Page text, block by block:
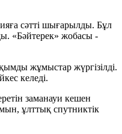
сәтті шығарылды. Бұл
«Бәйтерек» жобасы -
жұмыстар жүргізілді.
келеді.
заманауи кешен
ұлттық спутниктік